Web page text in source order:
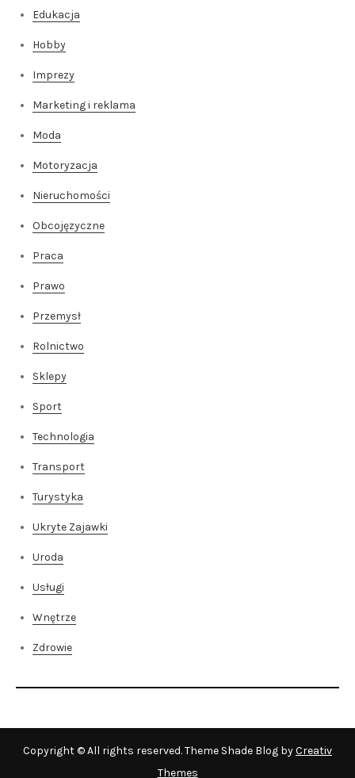
Edukacja
Hobby
Imprezy
Marketing i reklama
Moda
Motoryzacja
Nieruchomości
Obcojęzyczne
Praca
Prawo
Przemysł
Rolnictwo
Sklepy
Sport
Technologia
Transport
Turystyka
Ukryte Zajawki
Uroda
Usługi
Wnętrze
Zdrowie
Copyright © All rights reserved. Theme Shade Blog byCreativ
Themes